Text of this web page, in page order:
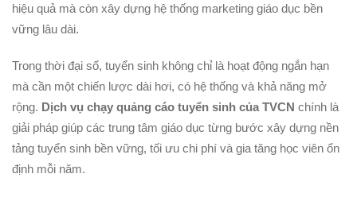
hiệu quả mà còn xây dựng hệ thống marketing giáo dục bền
vững lâu dài.
Trong thời đại số, tuyển sinh không chỉ là hoạt động ngắn hạn
mà cần một chiến lược dài hơi, có hệ thống và khả năng mở
rộng. Dịch vụ chạy quảng cáo tuyển sinh của TVCN chính là
giải pháp giúp các trung tâm giáo dục từng bước xây dựng nền
tảng tuyển sinh bền vững, tối ưu chi phí và gia tăng học viên ổn
định mỗi năm.